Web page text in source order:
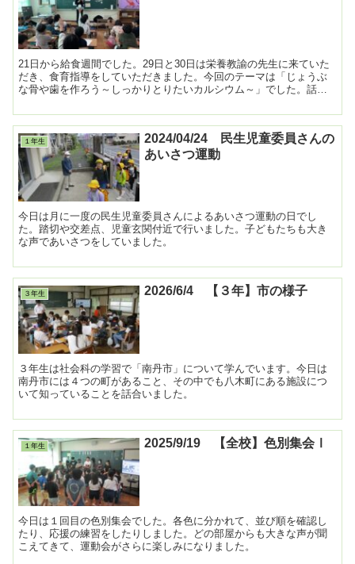
21日から給食週間でした。29日と30日は栄養教諭の先生に来ていた
だき、食育指導をしていただきました。今回のテーマは「じょうぶ
な骨や歯を作ろう～しっかりとりたいカルシウム～」でした。話を
１年生
2024/04/24 民生児童委員さんの
あいさつ運動
今日は月に一度の民生児童委員さんによるあいさつ運動の日でし
た。踏切や交差点、児童玄関付近で行いました。子どもたちも大き
な声であいさつをしていました。
３年生 2026/6/4 【３年】市の様子
３年生は社会科の学習で「南丹市」について学んでいます。今日は
南丹市には４つの町があること、その中でも八木町にある施設につ
いて知っていることを話合いました。
１年生 2025/9/19 【全校】色別集会Ⅰ
今日は１回目の色別集会でした。各色に分かれて、並び順を確認し
たり、応援の練習をしたりしました。どの部屋からも大きな声が聞
こえてきて、運動会がさらに楽しみになりました。